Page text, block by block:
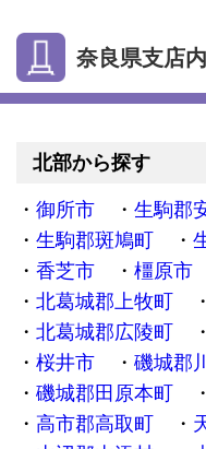
奈良県支店
北部から探す
御所市 生駒郡
生駒郡斑鳩町
香芝市
橿原市
北葛城郡上牧町
北葛城郡広陵町
桜井市
磯城郡
磯城郡田原本町
高市郡高取町